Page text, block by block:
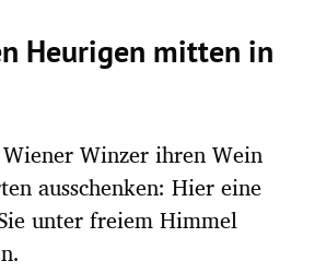
Heurigen mitten in
Winzer ihren Wein
ausschenken: Hier eine
unter freiem Himmel